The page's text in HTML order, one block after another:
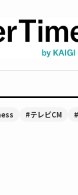
#テレビCM